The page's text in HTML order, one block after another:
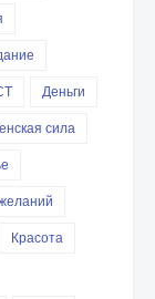
Деньги
сила
Красота